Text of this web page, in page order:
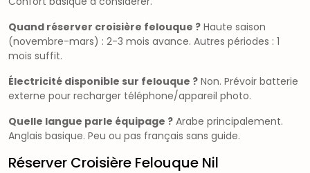
Quand réserver croisière felouque ? Haute saison
(novembre-mars) : 2-3 mois avance. Autres périodes : 1
mois suffit.
Électricité disponible sur felouque ? Non. Prévoir batterie
externe pour recharger téléphone/appareil photo.
Quelle langue parle équipage ? Arabe principalement.
Anglais basique. Peu ou pas français sans guide.
Réserver Croisière Felouque Nil